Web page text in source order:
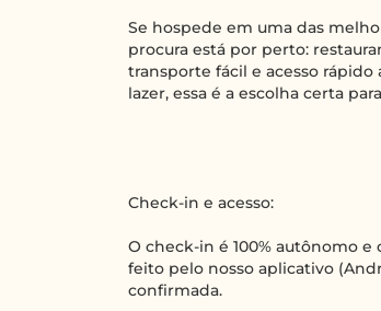
Se hospede em uma das
procura está por perto:
transporte fácil e acesso
lazer, essa é a escolha certa
Check-in e acesso:
O check-in é 100% autônomo
feito pelo nosso aplicativo
confirmada.